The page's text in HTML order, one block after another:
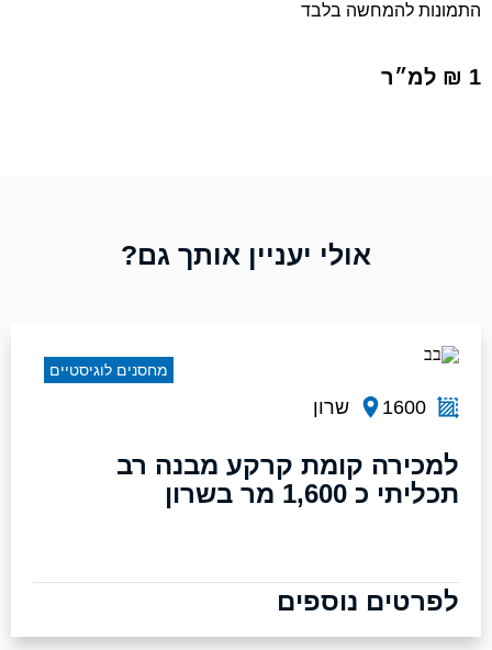
התמונות להמחשה בלבד
1 ₪ למ״ר
אולי יעניין אותך גם?
1600 שרון
למכירה קומת קרקע מבנה רב
תכליתי כ 1,600 מר בשרון
לפרטים נוספים
מחסנים לוגיסטיים